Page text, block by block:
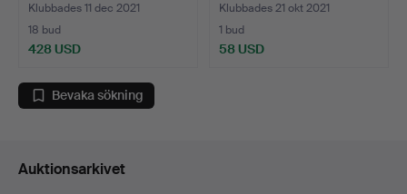
Klubbades 11 dec 2021
18 bud
428 USD
Klubbades 21 okt 2021
1 bud
58 USD
Bevaka sökning
Auktionsarkivet